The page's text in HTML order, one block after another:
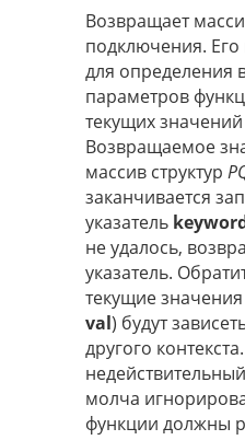
Возвращает
подключения.
для определения
параметров
текущих
Возвращаемое
массив структур
заканчивается
указатель
не удалось,
указатель.
текущие
val) будут
другого
молча
функции должны